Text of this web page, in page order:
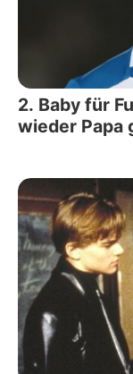
2. Baby für
wieder Papa